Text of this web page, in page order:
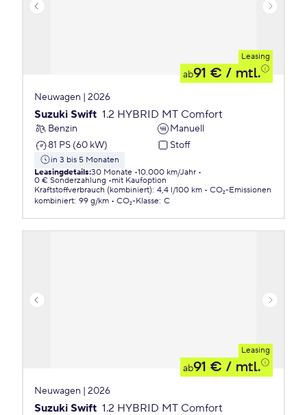
Leasing
ab91 € / mtl.
Neuwagen | 2026
Suzuki Swift 1.2 HYBRID MT Comfort
Benzin
Manuell
81 PS (60 kW)
Stoff
in 3 bis 5 Monaten
Leasingdetails:30 Monate 10.000 km/Jahr
0 € Sonderzahlung
mit Kaufoption
Kraftstoffverbrauch (kombiniert): 4,4 l/100 km
CO₂-Emissionen
kombiniert: 99 g/km CO₂-Klasse: C
Leasing
ab91 € / mtl.
Neuwagen | 2026
Suzuki Swift 1.2 HYBRID MT Comfort